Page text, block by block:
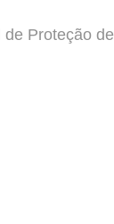
Proteção de